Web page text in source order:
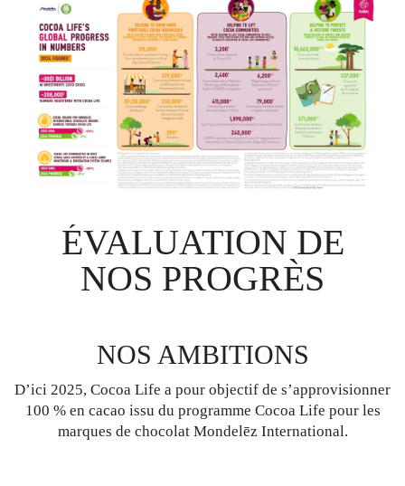
ÉVALUATION DE
NOS PROGRÈS
NOS AMBITIONS
D’ici 2025, Cocoa Life a pour objectif de s’approvisionner
100 % en cacao issu du programme Cocoa Life pour les
marques de chocolat Mondelēz International.